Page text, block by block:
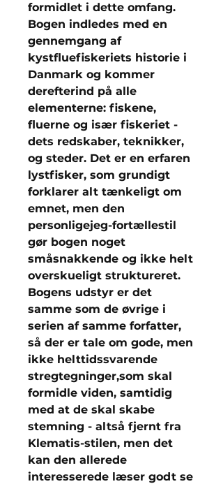
formidlet i dette omfang.
Bogen indledes med en
gennemgang af
kystfluefiskeriets historie i
Danmark og kommer
derefterind på alle
elementerne: fiskene,
fluerne og især fiskeriet -
dets redskaber, teknikker,
og steder. Det er en erfaren
lystfisker, som grundigt
forklarer alt tænkeligt om
emnet, men den
personligejeg-fortællestil
gør bogen noget
småsnakkende og ikke helt
overskueligt struktureret.
Bogens udstyr er det
samme som de øvrige i
serien af samme forfatter,
så der er tale om gode, men
ikke helttidssvarende
stregtegninger,som skal
formidle viden, samtidig
med at de skal skabe
stemning - altså fjernt fra
Klematis-stilen, men det
kan den allerede
interesserede læser godt se